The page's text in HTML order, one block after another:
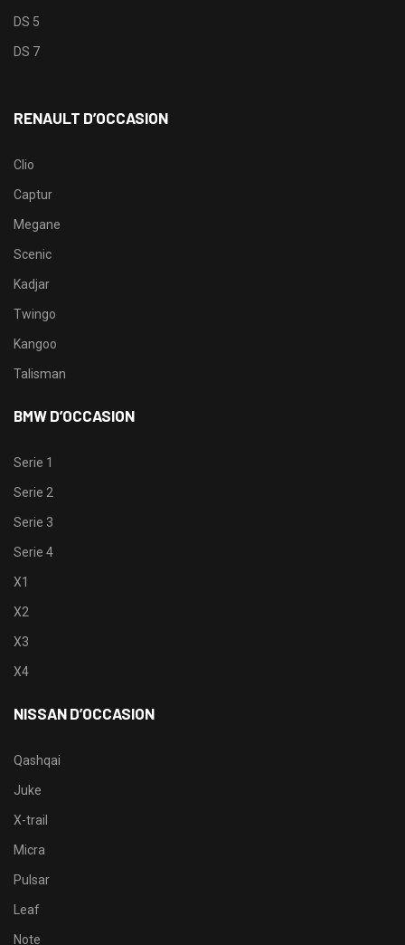
DS 5
DS 7
RENAULT D’OCCASION
Clio
Captur
Megane
Scenic
Kadjar
Twingo
Kangoo
Talisman
BMW D’OCCASION
Serie 1
Serie 2
Serie 3
Serie 4
X1
X2
X3
X4
NISSAN D’OCCASION
Qashqai
Juke
X-trail
Micra
Pulsar
Leaf
Note